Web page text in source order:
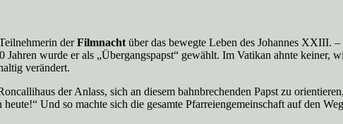
derFilmnacht über das bewegte Leben des Johannes XXIII.
Jahren wurde er als „Übergangspapst“ gewählt. Im Vatikan ahnte
verändert.
der Anlass, sich an diesem bahnbrechenden Papst zu
Und so machte sich die gesamte Pfarreiengemeinschaft auf den